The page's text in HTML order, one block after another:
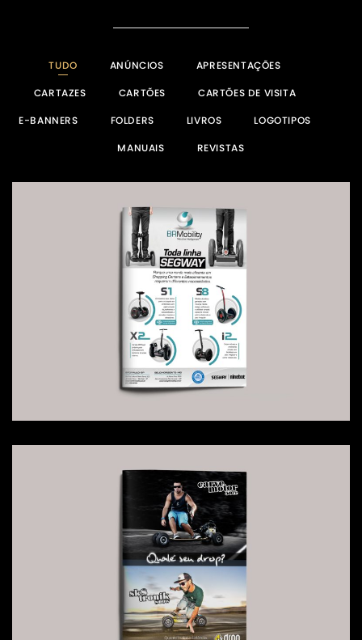
TUDO ANÚNCIOS
APRESENTAÇÕES
CARTAZES
CARTÕES
CARTÕES DE VISITA
E-BANNERS
FOLDERS LIVROS
LOGOTIPOS
MANUAIS
REVISTAS